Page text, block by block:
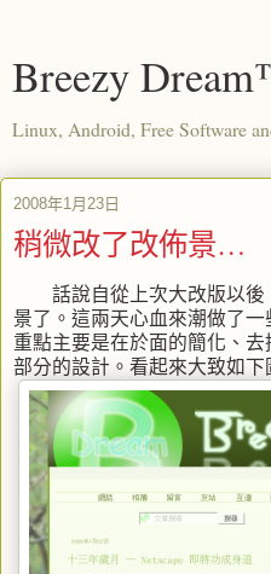
Breezy
Linux, Android, Free Software
2008年1月23日
稍微改了改佈景…
話說自從上次大改版以後
景了。這兩天心血來潮做了
重點主要是在於面的簡化、
部分的設計。看起來大致如下